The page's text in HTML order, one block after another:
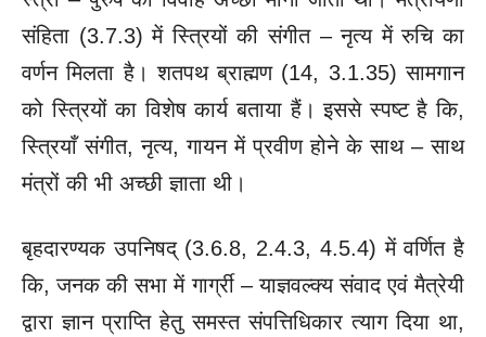
संहिता (3.7.3) में स्त्रियों की संगीत – नृत्य में रुचि का
वर्णन मिलता है। शतपथ ब्राह्मण (14, 3.1.35) सामगान
को स्त्रियों का विशेष कार्य बताया हैं। इससे स्पष्ट है कि,
स्त्रियाँ संगीत, नृत्य, गायन में प्रवीण होने के साथ – साथ
मंत्रों की भी अच्छी ज्ञाता थी।
बृहदारण्यक उपनिषद् (3.6.8, 2.4.3, 4.5.4) में वर्णित है
कि, जनक की सभा में गार्ग्री – याज्ञवल्क्य संवाद एवं मैत्रेयी
द्वारा ज्ञान प्राप्ति हेतु समस्त संपत्तिधिकार त्याग दिया था,